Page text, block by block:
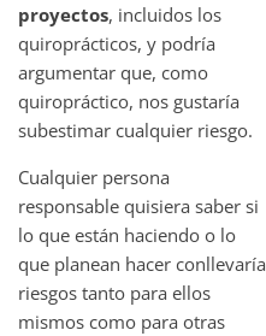
proyectos, incluidos los
quiroprácticos, y podría
argumentar que, como
quiropráctico, nos gustaría
subestimar cualquier riesgo.
Cualquier persona
responsable quisiera saber si
lo que están haciendo o lo
que planean hacer conllevaría
riesgos tanto para ellos
mismos como para otras